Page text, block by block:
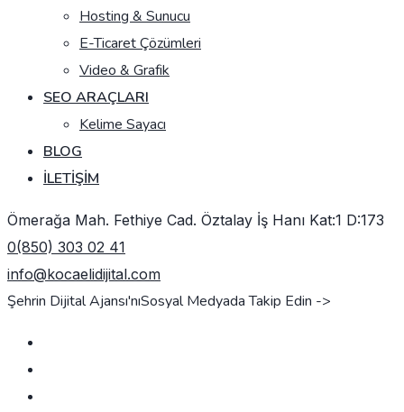
Hosting & Sunucu
E-Ticaret Çözümleri
Video & Grafik
SEO ARAÇLARI
Kelime Sayacı
BLOG
İLETIŞIM
Ömerağa Mah. Fethiye Cad. Öztalay İş Hanı Kat:1 D:173
0(850) 303 02 41
info@kocaelidijital.com
Şehrin Dijital Ajansı'nıSosyal Medyada Takip Edin ->